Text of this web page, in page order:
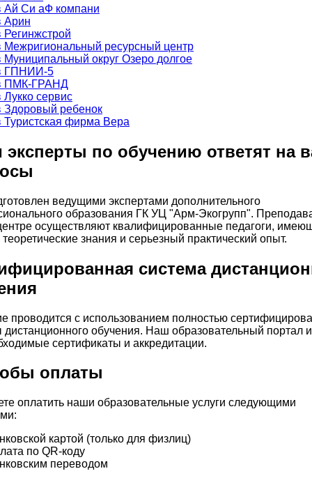
по обучению ответят на
ведущими экспертами дополнительного
образования ГК УЦ "Арм-Экогрупп".
осуществляют квалифицированные педагоги,
знания и серьезный практический опыт.
система
проводится с использованием полностью
дистанционного обучения. Наш образовательный портал
сертификаты и аккредитации.
оплаты
оплатить наши образовательные услуги следующими
картой (только для физлиц)
по QR-коду
переводом